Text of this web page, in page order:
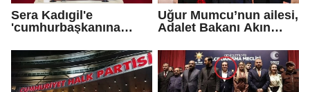
Sera Kadıgil'e
'cumhurbaşkanına
soruşturması
Uğur Mumcu’nun ailesi,
Adalet Bakanı Akın